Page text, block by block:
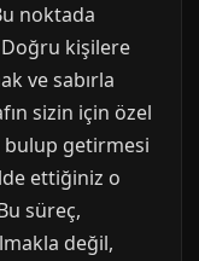
noktada
kişilere
ve sabırla
sizin için özel
bulup getirmesi
ettiğiniz o
süreç,
değil,